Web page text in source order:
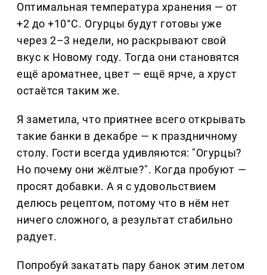
Оптимальная температура хранения — от
+2 до +10°C. Огурцы будут готовы уже
через 2–3 недели, но раскрывают свой
вкус к Новому году. Тогда они становятся
ещё ароматнее, цвет — ещё ярче, а хруст
остаётся таким же.
Я заметила, что приятнее всего открывать
такие банки в декабре — к праздничному
столу. Гости всегда удивляются: "Огурцы?
Но почему они жёлтые?". Когда пробуют —
просят добавки. А я с удовольствием
делюсь рецептом, потому что в нём нет
ничего сложного, а результат стабильно
радует.
Попробуй закатать пару банок этим летом